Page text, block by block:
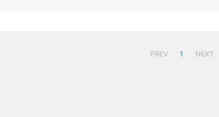
PREV 1 NEXT